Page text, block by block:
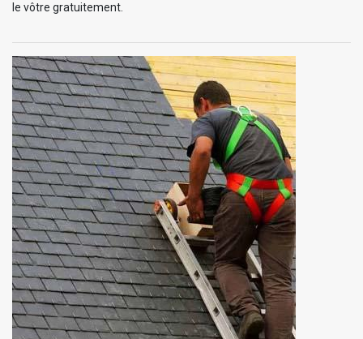
le vôtre gratuitement.